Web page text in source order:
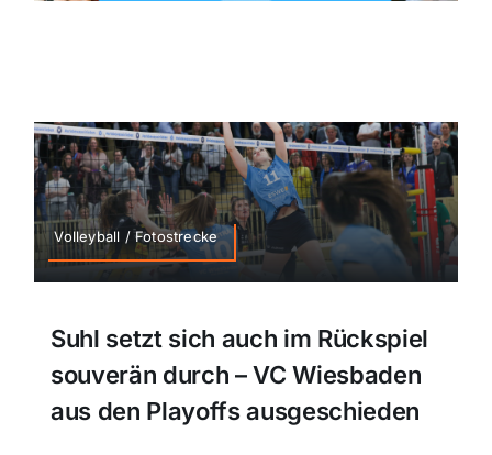
Volleyball / Fotostrecke
Suhl setzt sich auch im Rückspiel
souverän durch – VC Wiesbaden
aus den Playoffs ausgeschieden